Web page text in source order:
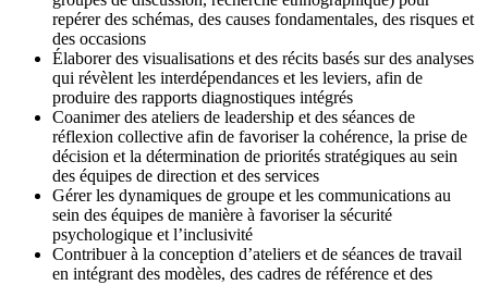
repérer des schémas, des causes fondamentales, des risques et
des occasions
Élaborer des visualisations et des récits basés sur des analyses
qui révèlent les interdépendances et les leviers, afin de
produire des rapports diagnostiques intégrés
Coanimer des ateliers de leadership et des séances de
réflexion collective afin de favoriser la cohérence, la prise de
décision et la détermination de priorités stratégiques au sein
des équipes de direction et des services
Gérer les dynamiques de groupe et les communications au
sein des équipes de manière à favoriser la sécurité
psychologique et l’inclusivité
Contribuer à la conception d’ateliers et de séances de travail
en intégrant des modèles, des cadres de référence et des